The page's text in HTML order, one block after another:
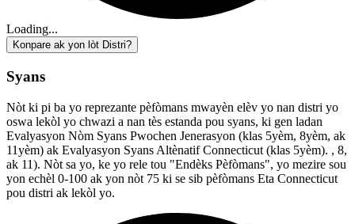
Loading...
Konpare ak yon lòt Distri?
Syans
Nòt ki pi ba yo reprezante pèfòmans mwayèn elèv yo nan distri yo
oswa lekòl yo chwazi a nan tès estanda pou syans, ki gen ladan
Evalyasyon Nòm Syans Pwochen Jenerasyon (klas 5yèm, 8yèm, ak
11yèm) ak Evalyasyon Syans Altènatif Connecticut (klas 5yèm). , 8,
ak 11). Nòt sa yo, ke yo rele tou "Endèks Pèfòmans", yo mezire sou
yon echèl 0-100 ak yon nòt 75 ki se sib pèfòmans Eta Connecticut
pou distri ak lekòl yo.